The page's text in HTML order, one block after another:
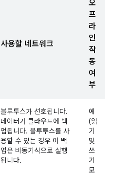
사용할 네트워크
오
프
라
인
작
동
여
부
블루투스가 선호됩니다.
데이터가 클라우드에 백
업됩니다. 블루투스를 사
용할 수 있는 경우 이 백
업은 비동기식으로 실행
됩니다.
예
(읽
기
및
쓰
기
모